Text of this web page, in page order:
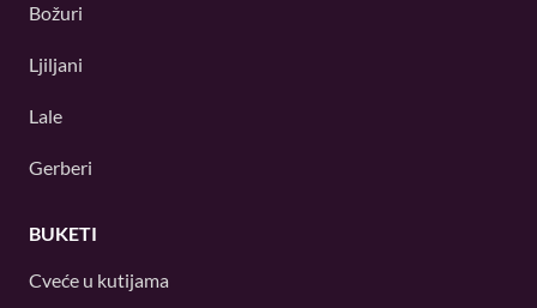
Božuri
Ljiljani
Lale
Gerberi
BUKETI
Cveće u kutijama